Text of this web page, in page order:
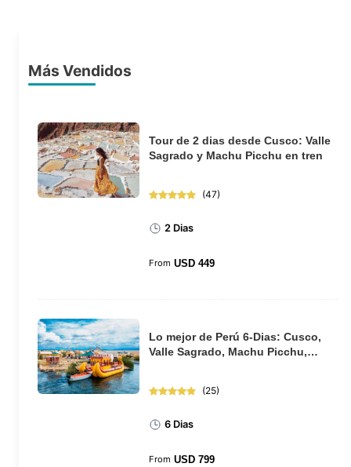
Más Vendidos
Tour de 2 dias desde Cusco: Valle
Sagrado y Machu Picchu en tren
(47)
2 Dias
From USD 449
Lo mejor de Perú 6-Dias: Cusco,
Valle Sagrado, Machu Picchu,
(25)
6 Dias
From USD 799